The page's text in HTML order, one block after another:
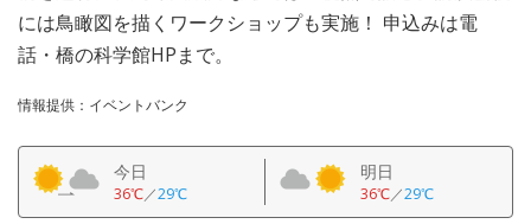
には鳥瞰図を描くワークショップも実施！ 申込みは電
話・橋の科学館HPまで。
情報提供：イベントバンク
今日
36℃／29℃
明日
36℃／29℃